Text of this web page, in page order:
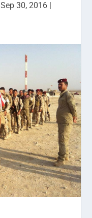
Sep 30, 2016 |